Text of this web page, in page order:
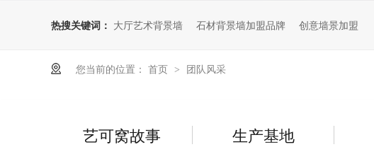
热搜关键词： 大厅艺术背景墙 石材背景墙加盟品牌 创意墙景加盟
您当前的位置： 首页 > 团队风采
艺可窝故事 生产基地